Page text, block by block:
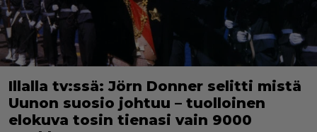
Illalla tv:ssä: Jörn Donner selitti mistä
Uunon suosio johtuu – tuolloinen
elokuva tosin tienasi vain 9000